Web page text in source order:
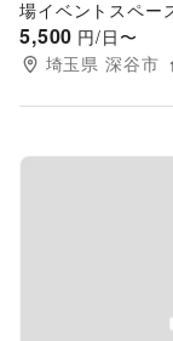
場イベントスペー
5,500 円/日〜
埼玉県 深谷市
Previous